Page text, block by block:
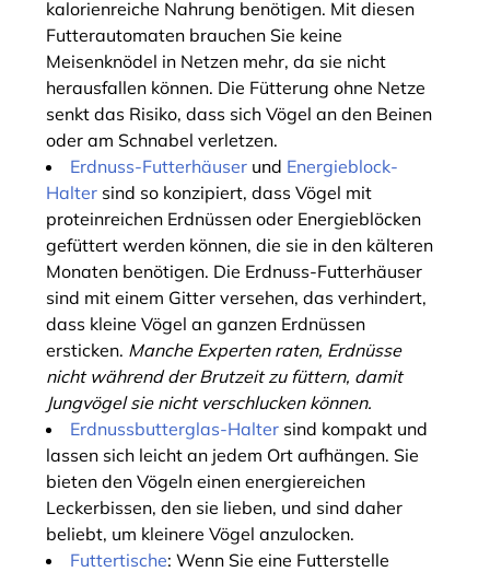
kalorienreiche Nahrung benötigen. Mit diesen
Futterautomaten brauchen Sie keine
Meisenknödel in Netzen mehr, da sie nicht
herausfallen können. Die Fütterung ohne Netze
senkt das Risiko, dass sich Vögel an den Beinen
oder am Schnabel verletzen.
Erdnuss-Futterhäuser und Energieblock-
Halter sind so konzipiert, dass Vögel mit
proteinreichen Erdnüssen oder Energieblöcken
gefüttert werden können, die sie in den kälteren
Monaten benötigen. Die Erdnuss-Futterhäuser
sind mit einem Gitter versehen, das verhindert,
dass kleine Vögel an ganzen Erdnüssen
ersticken. Manche Experten raten, Erdnüsse
nicht während der Brutzeit zu füttern, damit
Jungvögel sie nicht verschlucken können.
Erdnussbutterglas-Halter sind kompakt und
lassen sich leicht an jedem Ort aufhängen. Sie
bieten den Vögeln einen energiereichen
Leckerbissen, den sie lieben, und sind daher
beliebt, um kleinere Vögel anzulocken.
Futtertische: Wenn Sie eine Futterstelle